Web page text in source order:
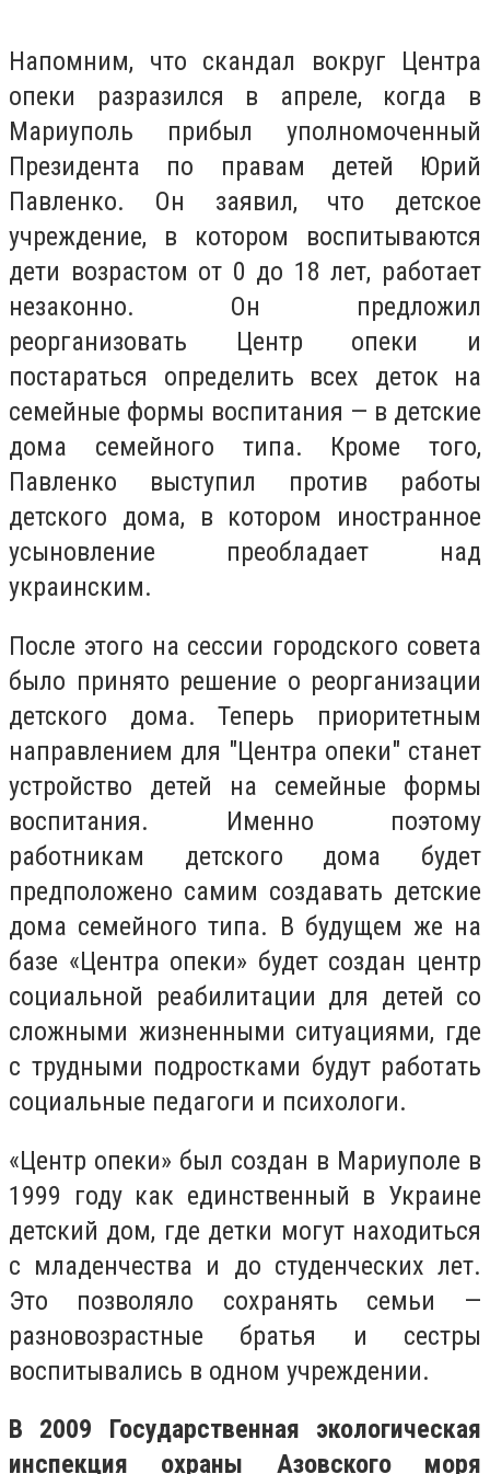
Напомним, что скандал вокруг Центра
опеки разразился в апреле, когда в
Мариуполь прибыл уполномоченный
Президента по правам детей Юрий
Павленко. Он заявил, что детское
учреждение, в котором воспитываются
дети возрастом от 0 до 18 лет, работает
незаконно. Он предложил
реорганизовать Центр опеки и
постараться определить всех деток на
семейные формы воспитания — в детские
дома семейного типа. Кроме того,
Павленко выступил против работы
детского дома, в котором иностранное
усыновление преобладает над
украинским.
После этого на сессии городского совета
было принято решение о реорганизации
детского дома. Теперь приоритетным
направлением для "Центра опеки" станет
устройство детей на семейные формы
воспитания. Именно поэтому
работникам детского дома будет
предположено самим создавать детские
дома семейного типа. В будущем же на
базе «Центра опеки» будет создан центр
социальной реабилитации для детей со
сложными жизненными ситуациями, где
с трудными подростками будут работать
социальные педагоги и психологи.
«Центр опеки» был создан в Мариуполе в
1999 году как единственный в Украине
детский дом, где детки могут находиться
с младенчества и до студенческих лет.
Это позволяло сохранять семьи —
разновозрастные братья и сестры
воспитывались в одном учреждении.
В 2009 Государственная экологическая
инспекция охраны Азовского моря